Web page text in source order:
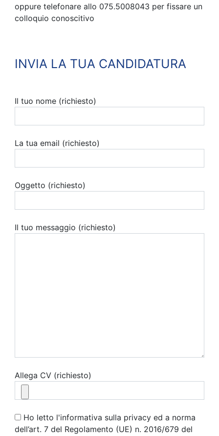
oppure telefonare allo 075.5008043 per fissare un
colloquio conoscitivo
INVIA LA TUA CANDIDATURA
Il tuo nome (richiesto)
La tua email (richiesto)
Oggetto (richiesto)
Il tuo messaggio (richiesto)
Allega CV (richiesto)
Ho letto l'informativa sulla privacy ed a norma
dell’art. 7 del Regolamento (UE) n. 2016/679 del